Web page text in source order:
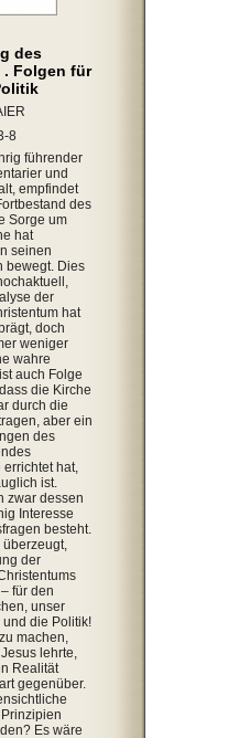
des
Folgen für
8
führender
und
empfindet
des
Sorge um
hat
seinen
bewegt. Dies
der
hat
doch
weniger
wahre
auch Folge
die Kirche
durch die
aber ein
des
hat,
ist.
zwar dessen
Interesse
besteht.
überzeugt,
der
für den
unser
die Politik!
machen,
lehrte,
Realität
gegenüber.
Es wäre